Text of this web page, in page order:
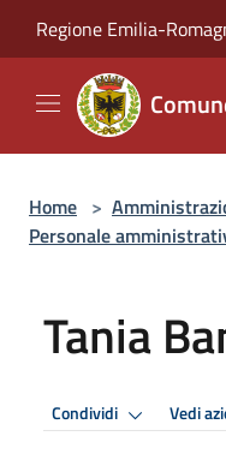
Regione Emilia-
Home >
Personale
Tania
Condividi Vedi